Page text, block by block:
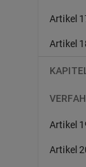
Artikel
Artikel
Artikel
Artikel